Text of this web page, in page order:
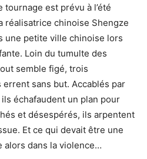
est prévu à l’été
réalisatrice chinoise Shengze
une petite ville chinoise lors
Loin du tumulte des
semble figé, trois
sans but. Accablés par
échafaudent un plan pour
et désespérés, ils arpentent
Et ce qui devait être une
alors dans la violence…